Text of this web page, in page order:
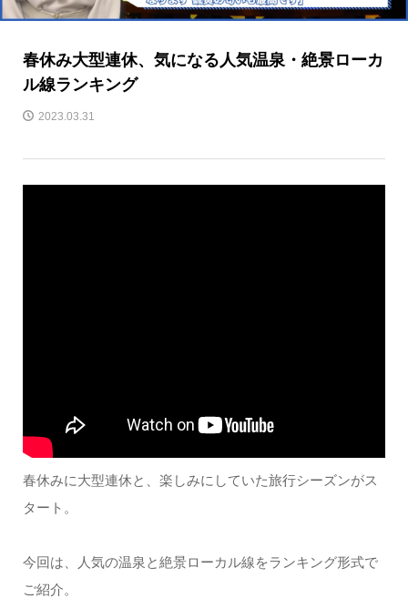
春休み大型連休、気になる人気温泉・絶景ローカ
ル線ランキング
2023.03.31
春休みに大型連休と、楽しみにしていた旅行シーズンがス
タート。
今回は、人気の温泉と絶景ローカル線をランキング形式で
ご紹介。